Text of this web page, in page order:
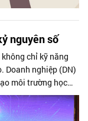
nguyên số
chỉ kỹ năng
Doanh nghiệp (DN)
môi trường học